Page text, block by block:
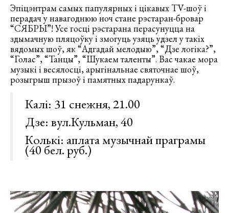
Эпіцэнтрам самых папулярных і цікавых TV-шоў і
перадач у навагоднюю ноч стане рэстаран-бровар
“СЯБРЫ”! Усе госці рэстарана перасунуцца на
здымачную пляцоўку і змогуць узяць удзел у такіх
вядомых шоў, як “Адгадай мелодыю”, “Дзе логіка?”,
“Голас”, “Танцы”, “Шукаем таленты”. Вас чакае мора
музыкі і весялосці, арыгінальнае святочнае шоў,
розыгрыш прызоў і памятных падарункаў.
Калі: 31 снежня, 21.00
Дзе: вул.Кульман, 40
Колькі: аплата музычнай праграмы
(40 бел. руб.)